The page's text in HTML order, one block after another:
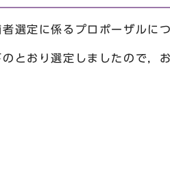
選定に係るプロポーザルに
とおり選定しましたので，